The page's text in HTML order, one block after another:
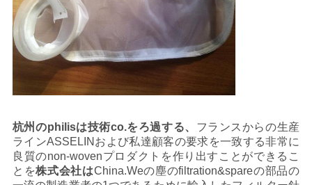
杭州のphilisは技術co.をろ過する、 フランスからの生産
ラインASSELINおよび私達顧客の要求を一致する非常に
良質のnon-wovenプロダクトを作り出すことができるこ
とを株式会社はChina.Weの塵のfiltration&spareの部品の